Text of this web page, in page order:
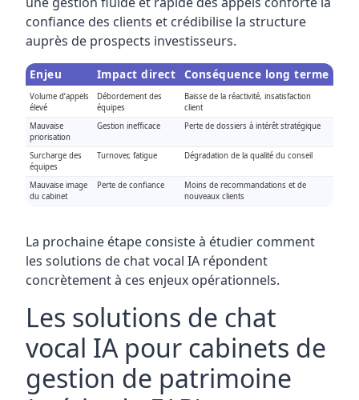
confiance des clients et crédibilise la structure
auprès de prospects investisseurs.
Enjeu Impact direct Conséquence long terme
Volume d’appels
élevé
Débordement des
équipes
Baisse de la réactivité, insatisfaction
client
Mauvaise
priorisation
Gestion inefficace Perte de dossiers à intérêt stratégique
Surcharge des
équipes
Turnover, fatigue Dégradation de la qualité du conseil
Mauvaise image
du cabinet
Perte de confiance
Moins de recommandations et de
nouveaux clients
La prochaine étape consiste à étudier comment
les solutions de chat vocal IA répondent
concrètement à ces enjeux opérationnels.
Les solutions de chat
vocal IA pour cabinets de
gestion de patrimoine